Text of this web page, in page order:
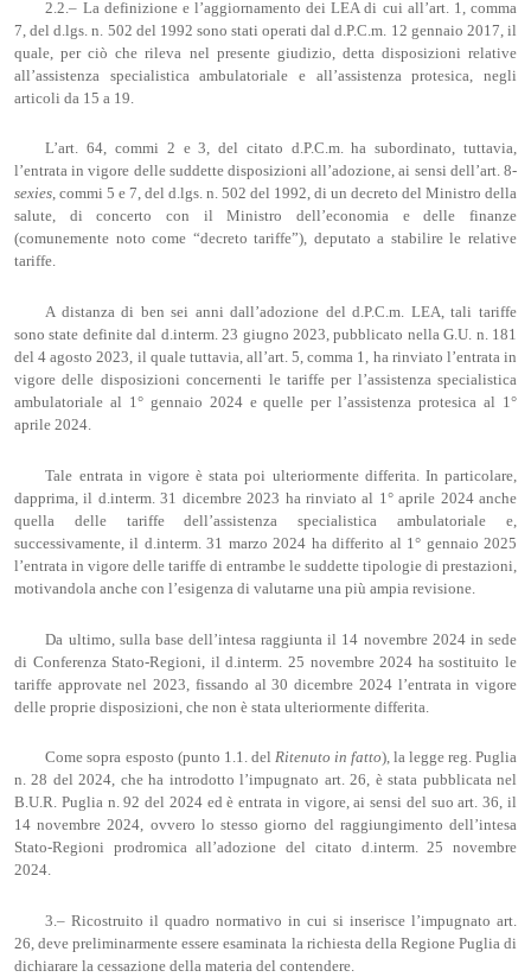
2.2.– La definizione e l’aggiornamento dei LEA di cui all’art. 1, comma
7, del d.lgs. n. 502 del 1992 sono stati operati dal d.P.C.m. 12 gennaio 2017, il
quale, per ciò che rileva nel presente giudizio, detta disposizioni relative
all’assistenza specialistica ambulatoriale e all’assistenza protesica, negli
articoli da 15 a 19.
L’art. 64, commi 2 e 3, del citato d.P.C.m. ha subordinato, tuttavia,
l’entrata in vigore delle suddette disposizioni all’adozione, ai sensi dell’art. 8-
sexies, commi 5 e 7, del d.lgs. n. 502 del 1992, di un decreto del Ministro della
salute, di concerto con il Ministro dell’economia e delle finanze
(comunemente noto come “decreto tariffe”), deputato a stabilire le relative
tariffe.
A distanza di ben sei anni dall’adozione del d.P.C.m. LEA, tali tariffe
sono state definite dal d.interm. 23 giugno 2023, pubblicato nella G.U. n. 181
del 4 agosto 2023, il quale tuttavia, all’art. 5, comma 1, ha rinviato l’entrata in
vigore delle disposizioni concernenti le tariffe per l’assistenza specialistica
ambulatoriale al 1° gennaio 2024 e quelle per l’assistenza protesica al 1°
aprile 2024.
Tale entrata in vigore è stata poi ulteriormente differita. In particolare,
dapprima, il d.interm. 31 dicembre 2023 ha rinviato al 1° aprile 2024 anche
quella delle tariffe dell’assistenza specialistica ambulatoriale e,
successivamente, il d.interm. 31 marzo 2024 ha differito al 1° gennaio 2025
l’entrata in vigore delle tariffe di entrambe le suddette tipologie di prestazioni,
motivandola anche con l’esigenza di valutarne una più ampia revisione.
Da ultimo, sulla base dell’intesa raggiunta il 14 novembre 2024 in sede
di Conferenza Stato-Regioni, il d.interm. 25 novembre 2024 ha sostituito le
tariffe approvate nel 2023, fissando al 30 dicembre 2024 l’entrata in vigore
delle proprie disposizioni, che non è stata ulteriormente differita.
Come sopra esposto (punto 1.1. del Ritenuto in fatto), la legge reg. Puglia
n. 28 del 2024, che ha introdotto l’impugnato art. 26, è stata pubblicata nel
B.U.R. Puglia n. 92 del 2024 ed è entrata in vigore, ai sensi del suo art. 36, il
14 novembre 2024, ovvero lo stesso giorno del raggiungimento dell’intesa
Stato-Regioni prodromica all’adozione del citato d.interm. 25 novembre
2024.
3.– Ricostruito il quadro normativo in cui si inserisce l’impugnato art.
26, deve preliminarmente essere esaminata la richiesta della Regione Puglia di
dichiarare la cessazione della materia del contendere.